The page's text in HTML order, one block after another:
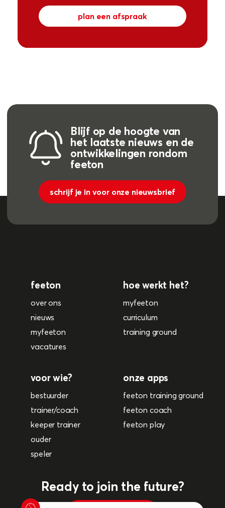
plan een afspraak
Blijf op de hoogte van
het laatste nieuws en de
ontwikkelingen rondom
feeton
schrijf je in voor onze nieuwsbrief
feeton
over ons
nieuws
myfeeton
vacatures
hoe werkt het?
myfeeton
curriculum
training ground
voor wie?
bestuurder
trainer/coach
keeper trainer
ouder
speler
onze apps
feeton training ground
feeton coach
feeton play
Ready to join the future?